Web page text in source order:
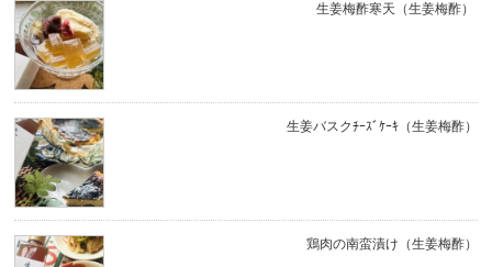
生姜梅酢寒天（生姜梅酢）
生姜バスクﾁｰｽﾞｹｰｷ（生姜梅酢）
鶏肉の南蛮漬け（生姜梅酢）